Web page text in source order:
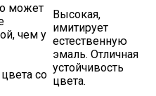
может
чем у
со
Высокая,
имитирует
естественную
эмаль. Отличная
устойчивость
цвета.